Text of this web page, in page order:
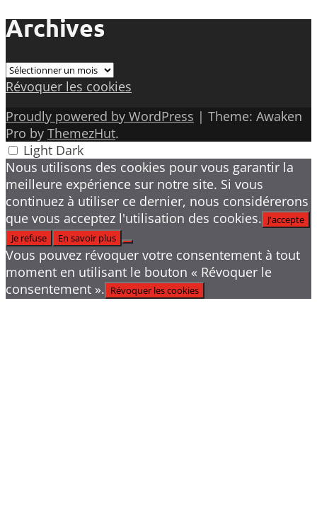
Archives
Archives
Révoquer les cookies
Proudly powered by WordPress | Theme: Awaken
Pro by ThemezHut.
Light Dark
Nous utilisons des cookies pour vous garantir la
meilleure expérience sur notre site. Si vous
continuez à utiliser ce dernier, nous considérerons
que vous acceptez l'utilisation des cookies. J'accepte
Je refuse
En savoir plus
Vous pouvez révoquer votre consentement à tout
moment en utilisant le bouton « Révoquer le
consentement ». Révoquer les cookies